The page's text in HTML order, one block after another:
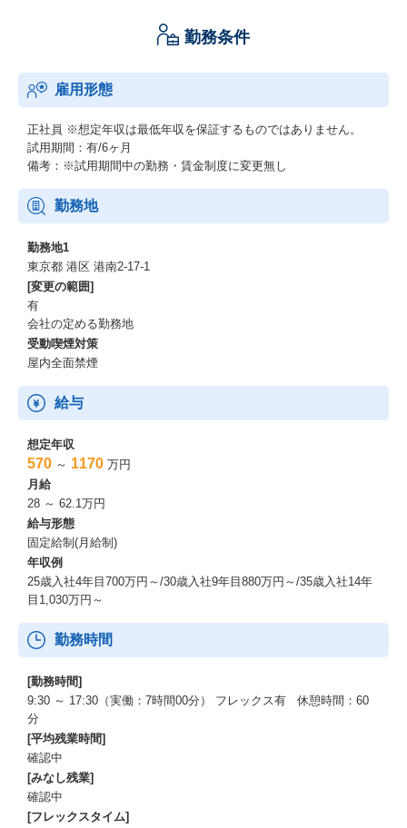
∟専門職上級：950ｰ1150万円
∟専門職：800ｰ900万円
∟総合職社員：580ｰ600万円
※年功序列ではなく年1回評価の機会があります
■働く環境について
・1日勤務時間：7時間
・フレックスタイム：有
・有休取得数：11.5日
・リモートワーク率：8割
・離職率：2.3％
・平均勤続年数：12年
勤務条件
雇用形態
正社員 ※想定年収は最低年収を保証するものではありません。
試用期間：有/6ヶ月
備考：※試用期間中の勤務・賃金制度に変更無し
勤務地
勤務地1
東京都 港区 港南2-17-1
[変更の範囲]
有
会社の定める勤務地
受動喫煙対策
屋内全面禁煙
給与
想定年収
570 ～ 1170 万円
月給
28 ～ 62.1万円
給与形態
固定給制(月給制)
年収例
25歳入社4年目700万円～/30歳入社9年目880万円～/35歳入社14年
目1,030万円～
勤務時間
[勤務時間]
9:30 ～ 17:30（実働：7時間00分） フレックス有 休憩時間：60
分
[平均残業時間]
確認中
[みなし残業]
確認中
[フレックスタイム]